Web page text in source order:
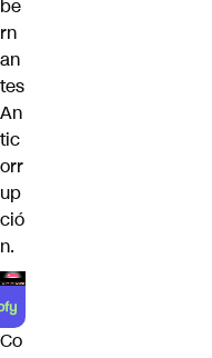
be
rn
an
tes
An
tic
orr
up
ció
n.
Co